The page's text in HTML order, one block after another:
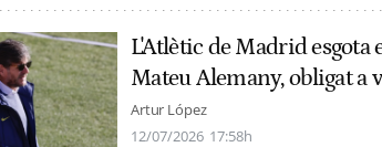
L'Atlètic de Madrid
Mateu Alemany, obligat a
Artur López
12/07/2026 17:58h